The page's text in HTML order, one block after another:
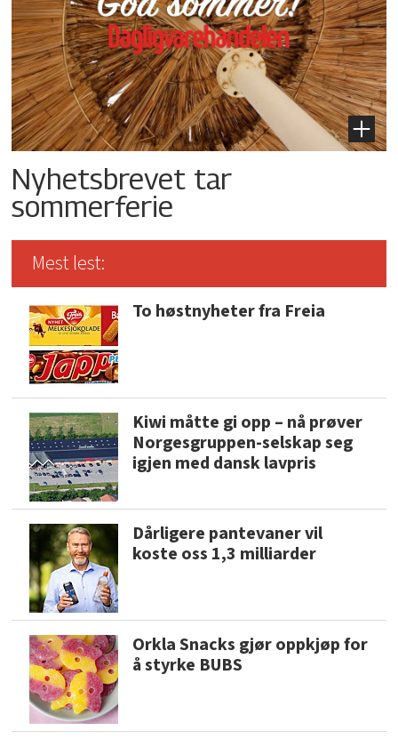
Nyhetsbrevet tar
sommerferie
Mest lest:
To høstnyheter fra Freia
Kiwi måtte gi opp – nå prøver
Norgesgruppen-selskap seg
igjen med dansk lavpris
Dårligere pantevaner vil
koste oss 1,3 milliarder
Orkla Snacks gjør oppkjøp for
å styrke BUBS